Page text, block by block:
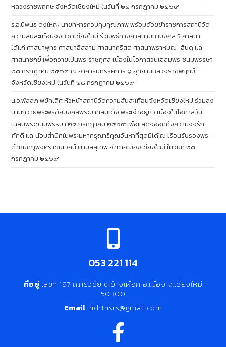
หลวงราชพฤกษ์ จังหวัดเชียงใหม่ ในวันที่ ๒๘ กรกฎาคม ๒๕๖๙
ร.อ.นิพนธ์ ดงใหญ่ นายทหารควบคุมคุณภาพ พร้อมด้วยข้าราชการสถานีวัด
ความสั่นสะเทือนจังหวัดเชียงใหม่ ร่วมพิธีทางศาสนามหามงคล 5 ศาสนา
ได้แก่ ศาสนาพุทธ ศาสนาอิสลาม ศาสนาคริสต์ ศาสนาพราหมณ์–ฮินดู และ
ศาสนาซิกข์ เพื่อถวายเป็นพระราชกุศล เนื่องในโอกาสวันเฉลิมพระชนมพรรษา
๒๘ กรกฎาคม ๒๕๖๙ ณ อาคารนิทรรศการ ๑ อุทยานหลวงราชพฤกษ์
จังหวัดเชียงใหม่ ในวันที่ ๒๘ กรกฎาคม ๒๕๖๙
น.อ.พัลลภ พยัคเลิศ หัวหน้าสถานีวัดความสั่นสะเทือนจังหวัดเชียงใหม่ ร่วมลง
นามถวายพระพรชัยมงคลพระบาทสมเด็จ พระเจ้าอยู่หัว เนื่องในโอกาสวัน
เฉลิมพระชนมพรรษา ๒๘ กรกฎาคม ๒๕๖๙ เพื่อแสดงออกถึงความจงรัก
ภักดี และน้อมสำนึกในพระมหากรุณาธิคุณอันหาที่สุดมิได้ ณ เรือนรับรองพระ
ตำหนักภูพิงคราชนิเวศน์ ตำบลสุเทพ อำเภอเมืองเชียงใหม่ ในวันที่ ๒๘
กรกฎาคม ๒๕๖๙
053 221 114
ที่อยู่ เลขที่ 197 ถ.ศรีวิชัย ต.ช้างเผือก อ.เมือง จ.เชียงใหม่
50300
Email hdrtnsrs@gmail.com